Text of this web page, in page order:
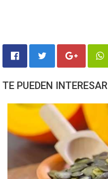
TE PUEDEN INTERESAR